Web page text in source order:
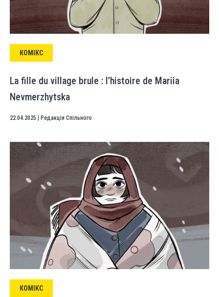
КОМІКС
La fille du village brule : l’histoire de Mariia
Nevmerzhytska
22.04.2025 Редакція Спільного
КОМІКС